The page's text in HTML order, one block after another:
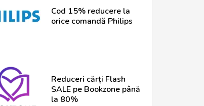
Cod 15% reducere la
orice comandă Philips
Reduceri cărți Flash
SALE pe Bookzone până
la 80%